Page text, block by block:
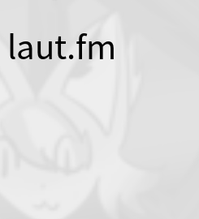
laut.fm